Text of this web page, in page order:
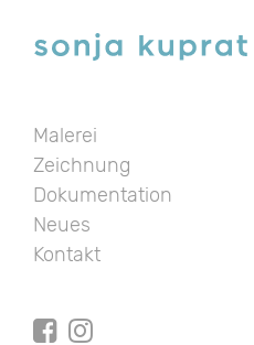
Malerei
Zeichnung
Dokumentation
Neues
Kontakt